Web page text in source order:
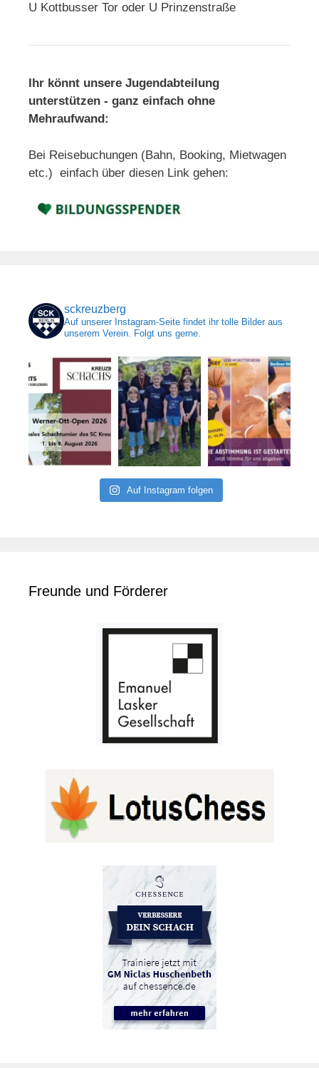
U Kottbusser Tor oder U Prinzenstraße
Ihr könnt unsere Jugendabteilung
unterstützen - ganz einfach ohne
Mehraufwand:
Bei Reisebuchungen (Bahn, Booking, Mietwagen
etc.) einfach über diesen Link gehen:
sckreuzberg
Auf unserer Instagram-Seite findet ihr tolle Bilder aus
unserem Verein. Folgt uns gerne.
Auf Instagram folgen
Freunde und Förderer